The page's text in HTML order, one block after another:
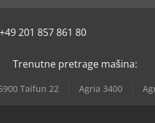
+49 201 857 861 80
Trenutne pretrage mašina:
Taifun 22 Agria 3400